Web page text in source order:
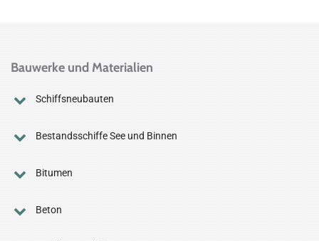
Bauwerke und Materialien
Schiffsneubauten
Bestandsschiffe See und Binnen
Bitumen
Beton